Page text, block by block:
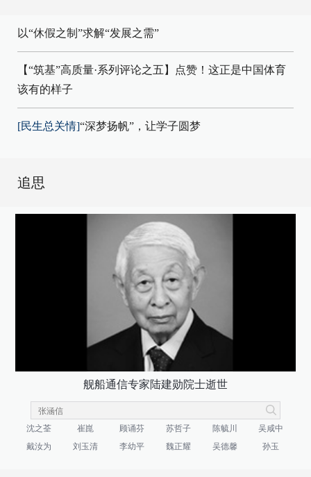
以“休假之制”求解“发展之需”
【“筑基”高质量·系列评论之五】点赞！这正是中国体育
该有的样子
[民生总关情]“深梦扬帆”，让学子圆梦
追思
舰船通信专家陆建勋院士逝世
沈之荃 崔崑 顾诵芬 苏哲子 陈毓川
吴咸中
戴汝为
刘玉清 李幼平 魏正耀 吴德馨 孙玉